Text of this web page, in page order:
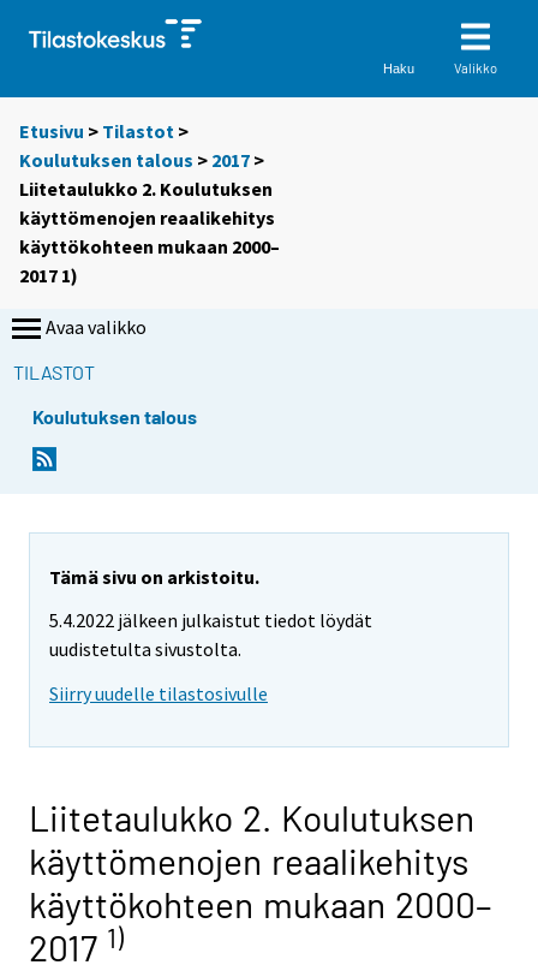
Haku Valikko
Etusivu > Tilastot >
Koulutuksen talous > 2017 >
Liitetaulukko 2. Koulutuksen
käyttömenojen reaalikehitys
käyttökohteen mukaan 2000–
2017 1)
Avaa valikko
TILASTOT
Koulutuksen talous
Tämä sivu on arkistoitu.
5.4.2022 jälkeen julkaistut tiedot löydät
uudistetulta sivustolta.
Siirry uudelle tilastosivulle
Liitetaulukko 2. Koulutuksen
käyttömenojen reaalikehitys
käyttökohteen mukaan 2000–
2017 1)